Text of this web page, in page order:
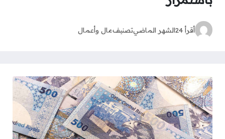
أقرأ 24 الشهر الماضيتصنيفمال وأعمال